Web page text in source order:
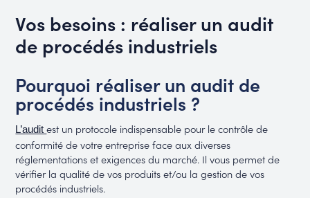
Vos besoins : réaliser un audit
de procédés industriels
Pourquoi réaliser un audit de
procédés industriels ?
L’auditest un protocole indispensable pour le contrôle de
conformité de votre entreprise face aux diverses
réglementations et exigences du marché. Il vous permet de
vérifier la qualité de vos produits et/ou la gestion de vos
procédés industriels.